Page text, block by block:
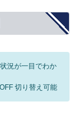
況が一目でわか
切り替え可能